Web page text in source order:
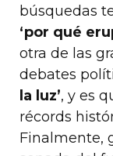
búsquedas
‘por qué
otra de las
debates
la luz’, y es
récords
Finalmente,